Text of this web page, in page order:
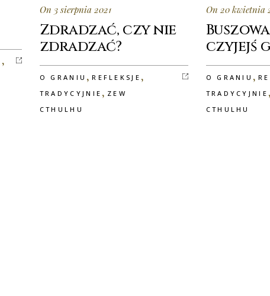
,
On 3 sierpnia 2021
Zdradzać, czy nie
zdradzać?
O GRANIU ,REFLEKSJE ,
TRADYCYJNIE , ZEW
CTHULHU
On 20 kwietnia
czyjejś
O GRANIU ,
TRADYCYJNIE ,
CTHULHU